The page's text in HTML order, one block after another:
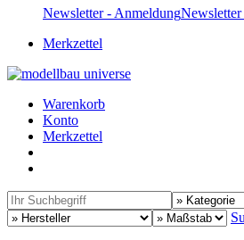
Newsletter - Anmeldung
Merkzettel
Warenkorb
Konto
Merkzettel